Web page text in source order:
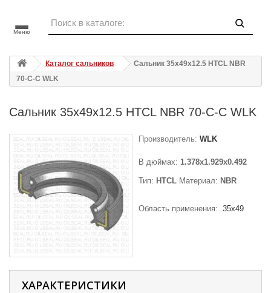
Меню
Каталог сальников
Сальник 35x49x12.5 HTCL NBR
70-C-C WLK
Сальник 35x49x12.5 HTCL NBR 70-C-C WLK
Производитель: WLK
В дюймах: 1.378x1.929x0.492
Тип: HTCL Материал: NBR
Область применения: 35x49
ХАРАКТЕРИСТИКИ